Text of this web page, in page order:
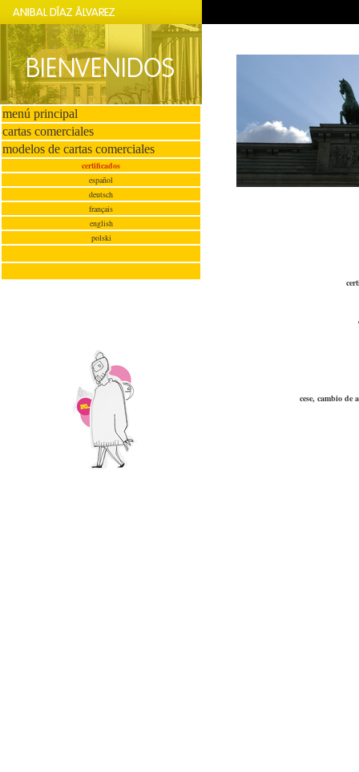
cese, cambio
menú principal
cartas comerciales
modelos de cartas comerciales
certificados
español
deutsch
français
english
polski